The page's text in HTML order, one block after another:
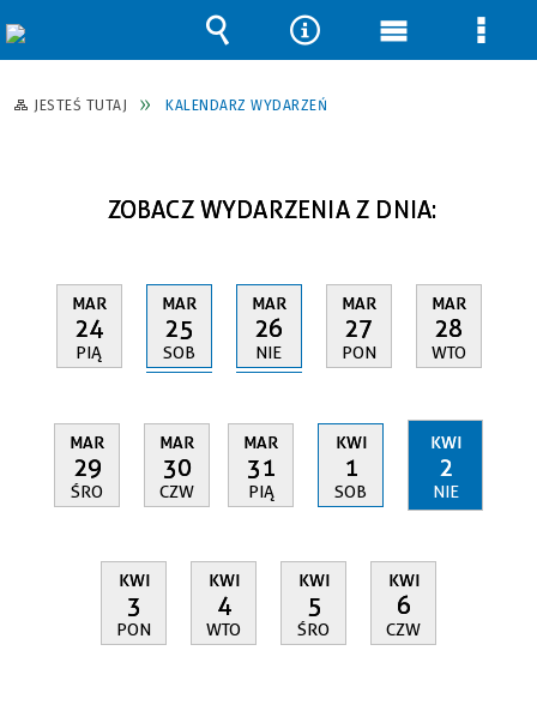
JESTEŚ TUTAJ KALENDARZ WYDARZEŃ
ZOBACZ WYDARZENIA Z DNIA:
MAR
24
PIĄ
MAR
25
SOB
MAR
26
NIE
MAR
27
PON
MAR
28
WTO
MAR
29
ŚRO
MAR
30
CZW
MAR
31
PIĄ
KWI
1
SOB
KWI
2
NIE
KWI
3
PON
KWI
4
WTO
KWI
5
ŚRO
KWI
6
CZW
Wyszukiwarka
Narzędzia
Menu Menu